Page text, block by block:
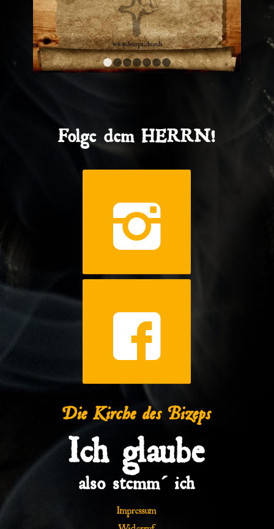
2 3 4 5 6 7
Folge dem HERRN!
Die Kirche des Bizeps
Ich glaube
also stemm´ ich
Impressum
Widerruf